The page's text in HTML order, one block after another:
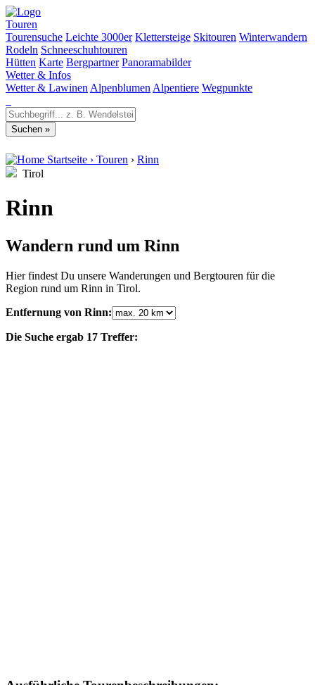
Touren
Tourensuche Leichte 3000er Klettersteige Skitouren Winterwandern
Rodeln Schneeschuhtouren
Hütten Karte Bergpartner Panoramabilder
Wetter & Infos
Wetter & Lawinen Alpenblumen Alpentiere Wegpunkte
Startseite › Touren › Rinn
Tirol
Rinn
Wandern rund um Rinn
Hier findest Du unsere Wanderungen und Bergtouren für die
Region rund um Rinn in Tirol.
Entfernung von Rinn:
Die Suche ergab 17 Treffer: